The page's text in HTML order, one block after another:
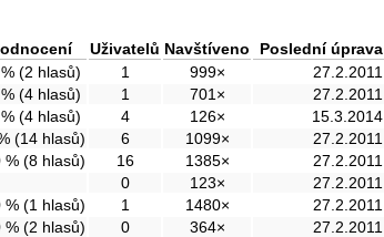
Uživatelů Navštíveno
Poslední úprava
(2 hlasů) 1 999×
27.2.2011
(4 hlasů) 1 701×
27.2.2011
(4 hlasů) 4 126×
15.3.2014
(14 hlasů) 6 1099×
27.2.2011
% (8 hlasů) 16 1385×
27.2.2011
0 123×
27.2.2011
% (1 hlasů) 1 1480×
27.2.2011
% (2 hlasů) 0 364×
27.2.2011